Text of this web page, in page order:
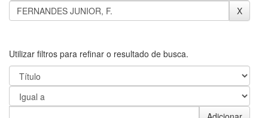
Utilizar filtros para refinar o resultado de busca.